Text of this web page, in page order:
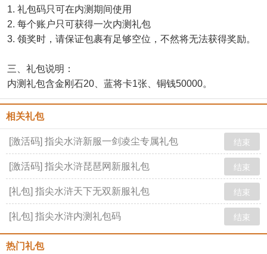
1. 礼包码只可在内测期间使用
2. 每个账户只可获得一次内测礼包
3. 领奖时，请保证包裹有足够空位，不然将无法获得奖励。
三、礼包说明：
内测礼包含金刚石20、蓝将卡1张、铜钱50000。
相关礼包
[激活码] 指尖水浒新服一剑凌尘专属礼包 结束
[激活码] 指尖水浒琵琶网新服礼包 结束
[礼包] 指尖水浒天下无双新服礼包 结束
[礼包] 指尖水浒内测礼包码 结束
热门礼包